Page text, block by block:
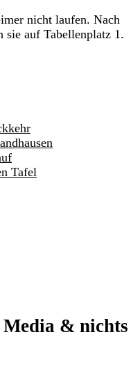
nicht laufen. Nach
sie auf Tabellenplatz 1.
Tafel
Media & nichts